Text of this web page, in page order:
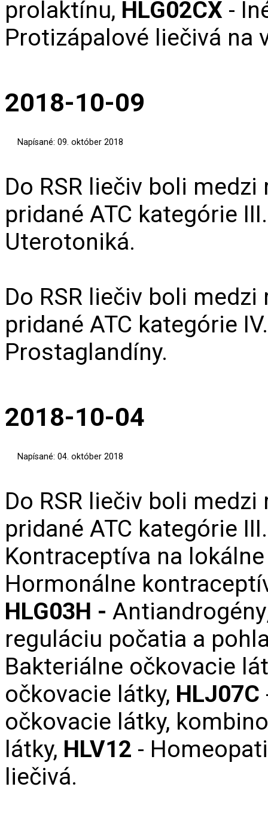
prolaktínu, HLG02CX -
Protizápalové liečivá na
2018-10-09
Napísané: 09. október 2018
Do RSR liečiv boli
pridané ATC kategórie
Uterotoniká.
Do RSR liečiv boli
pridané ATC kategórie
Prostaglandíny.
2018-10-04
Napísané: 04. október 2018
Do RSR liečiv boli
pridané ATC kategórie
Kontraceptíva na
Hormonálne
HLG03H - Antiandrogény
reguláciu počatia a
Bakteriálne očkovacie
očkovacie látky, HLJ07C‌
očkovacie látky,
látky, HLV12 -
liečivá.